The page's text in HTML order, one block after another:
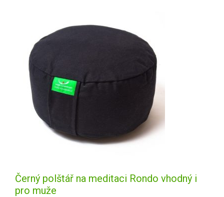
Černý polštář na meditaci Rondo vhodný i
pro muže